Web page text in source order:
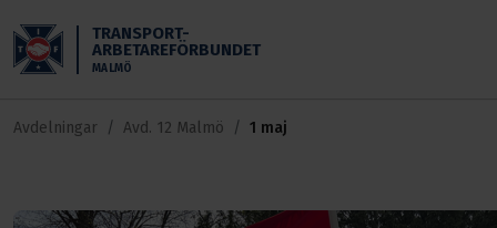
TRANSPORT-
ARBETAREFÖRBUNDET
MALMÖ
Avdelningar Avd. 12 Malmö 1 maj